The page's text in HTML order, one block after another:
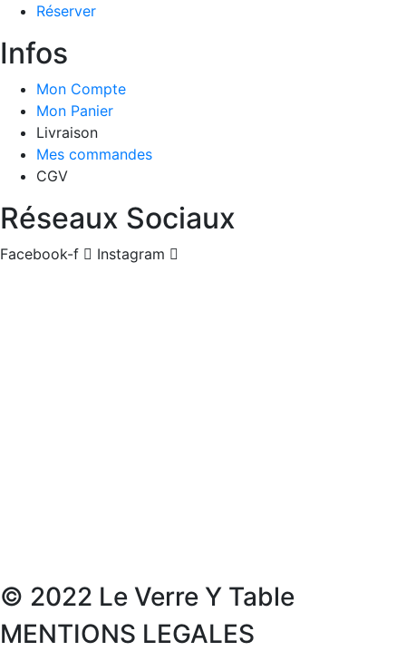
Réserver
Infos
Mon Compte
Mon Panier
Livraison
Mes commandes
CGV
Réseaux Sociaux
Facebook-f Instagram
© 2022 Le Verre Y Table
MENTIONS LEGALES